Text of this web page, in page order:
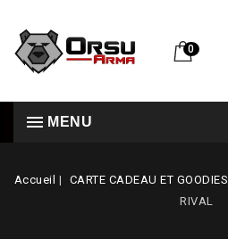
0
MENU
Accueil CARTE CADEAU ET GOODIES
RIVAL